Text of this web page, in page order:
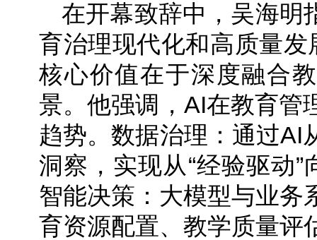
在开幕致辞中，吴海明
育治理现代化和高质量发
核心价值在于深度融合
景。他强调，AI在教育管
趋势。数据治理：通过AI
洞察，实现从“经验驱动”
智能决策：大模型与业务
育资源配置、教学质量评